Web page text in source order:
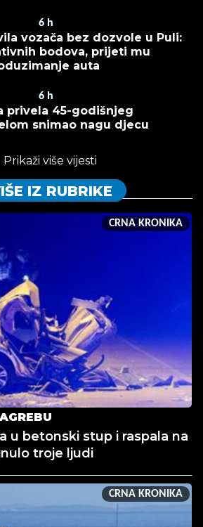
6 h
vozača bez dozvole u Puli:
bodova, prijeti mu
auta
6 h
privela 45-godišnjeg
snimao nagu djecu
Prikaži više vijesti
IZ RUBRIKE
CRNA KRONIKA
u betonski stup i raspala na
troje ljudi
CRNA KRONIKA